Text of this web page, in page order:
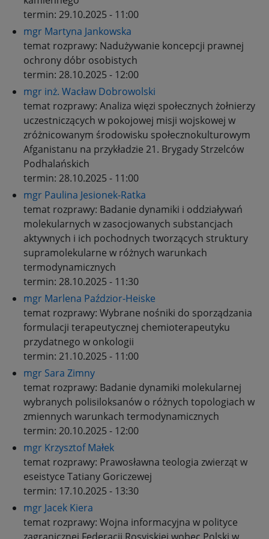
termin: 29.10.2025 - 11:00
mgr Martyna Jankowska
temat rozprawy: Nadużywanie koncepcji prawnej
ochrony dóbr osobistych
termin: 28.10.2025 - 12:00
mgr inż. Wacław Dobrowolski
temat rozprawy: Analiza więzi społecznych żołnierzy
uczestniczących w pokojowej misji wojskowej w
zróżnicowanym środowisku społecznokulturowym
Afganistanu na przykładzie 21. Brygady Strzelców
Podhalańskich
termin: 28.10.2025 - 11:00
mgr Paulina Jesionek-Ratka
temat rozprawy: Badanie dynamiki i oddziaływań
molekularnych w zasocjowanych substancjach
aktywnych i ich pochodnych tworzących struktury
supramolekularne w różnych warunkach
termodynamicznych
termin: 28.10.2025 - 11:30
mgr Marlena Paździor-Heiske
temat rozprawy: Wybrane nośniki do sporządzania
formulacji terapeutycznej chemioterapeutyku
przydatnego w onkologii
termin: 21.10.2025 - 11:00
mgr Sara Zimny
temat rozprawy: Badanie dynamiki molekularnej
wybranych polisiloksanów o różnych topologiach w
zmiennych warunkach termodynamicznych
termin: 20.10.2025 - 12:00
mgr Krzysztof Małek
temat rozprawy: Prawosławna teologia zwierząt w
eseistyce Tatiany Goriczewej
termin: 17.10.2025 - 13:30
mgr Jacek Kiera
temat rozprawy: Wojna informacyjna w polityce